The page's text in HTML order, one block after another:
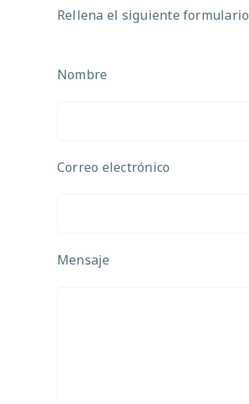
Rellena el siguiente formulario
Nombre
Correo electrónico
Mensaje